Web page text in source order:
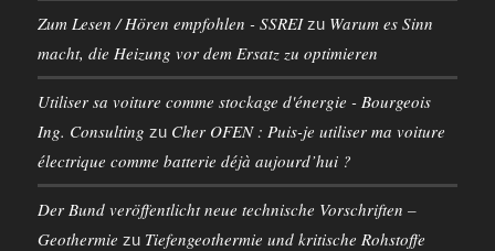
Zum Lesen / Hören empfohlen - SSREIzu Warum es Sinn
macht, die Heizung vor dem Ersatz zu optimieren
Utiliser sa voiture comme stockage d'énergie - Bourgeois
Ing. Consulting zu Cher OFEN : Puis-je utiliser ma voiture
électrique comme batterie déjà aujourd’hui ?
Der Bund veröffentlicht neue technische Vorschriften –
Geothermie zu Tiefengeothermie und kritische Rohstoffe